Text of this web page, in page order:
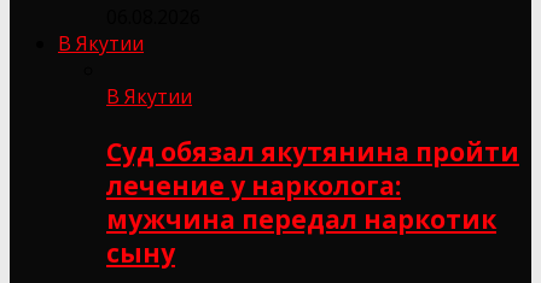
В Якутии
В Якутии
Суд обязал якутянина пройти
лечение у нарколога:
мужчина передал наркотик
сыну